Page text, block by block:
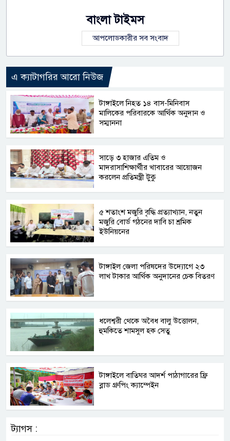
বাংলা টাইমস
আপলোডকারীর সব সংবাদ
এ ক্যাটাগরির আরো নিউজ
টাঙ্গাইলে নিহত ১৪ বাস-মিনিবাস
মালিকের পরিবারকে আর্থিক অনুদান ও
সম্মাননা
সাড়ে ৩ হাজার এতিম ও
মাদরাসাশিক্ষার্থীর খাবারের আয়োজন
করলেন প্রতিমন্ত্রী টুকু
৫ শতাংশ মজুরি বৃদ্ধি প্রত্যাখ্যান, নতুন
মজুরি বোর্ড গঠনের দাবি চা শ্রমিক
ইউনিয়নের
টাঙ্গাইল জেলা পরিষদের উদ্যোগে ২৩
লাখ টাকার আর্থিক অনুদানের চেক বিতরণ
ধলেশ্বরী থেকে অবৈধ বালু উত্তোলন,
হুমকিতে শামসুল হক সেতু
টাঙ্গাইলে বাতিঘর আদর্শ পাঠাগারের ফ্রি
ব্লাড গ্রুপিং ক্যাম্পেইন
ট্যাগস :